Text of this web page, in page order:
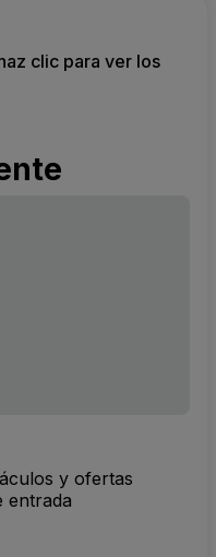
clic para ver los
y ofertas
entrada